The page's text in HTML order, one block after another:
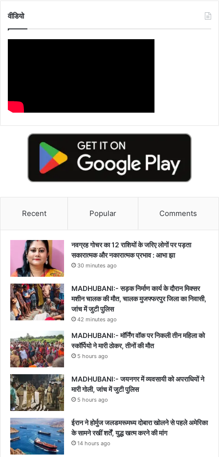
वीडियो
Recent Popular Comments
नवग्रह गोचर का 12 राशियों के जरिए लोगों पर पड़ता
सकारात्मक और नकारात्मक प्रभाव : आभा झा
30 minutes ago
MADHUBANI:- सड़क निर्माण कार्य के दौरान मिक्सर
मशीन चालक की मौत, चालक मुजफ्फरपुर जिला का निवासी,
जांच में जुटी पुलिस
42 minutes ago
MADHUBANI:- मॉर्निंग वॉक पर निकली तीन महिला को
स्कॉर्पियो ने मारी ठोकर, तीनों की मौत
5 hours ago
MADHUBANI:- जयनगर में व्यवसायी को अपराधियों ने
मारी गोली, जांच में जुटी पुलिस
5 hours ago
ईरान ने होर्मुज जलडमरूमध्य दोबारा खोलने से पहले अमेरिका
के सामने रखीं शर्तें, युद्ध खत्म करने की मांग
14 hours ago